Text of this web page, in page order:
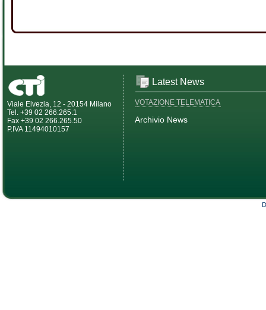
Viale Elvezia, 12 - 20154 Milano
Tel. +39 02 266.265.1
Fax +39 02 266.265.50
P.IVA 11494010157
Latest News
VOTAZIONE TELEMATICA
Archivio News